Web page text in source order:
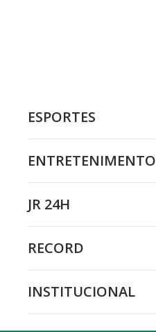
ESPORTES
ENTRETENIMENTO
JR 24H
RECORD
INSTITUCIONAL